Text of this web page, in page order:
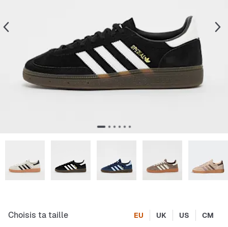
Choisis ta taille EU UK US CM